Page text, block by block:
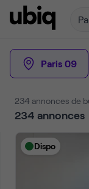
Paris 09
234 annonces de
234 annonces